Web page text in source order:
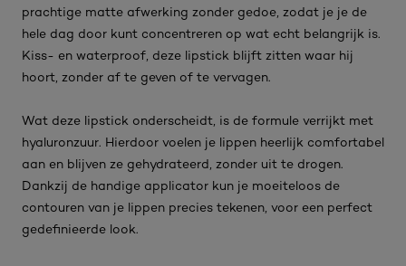
prachtige matte afwerking zonder gedoe, zodat je je de
hele dag door kunt concentreren op wat echt belangrijk is.
Kiss- en waterproof, deze lipstick blijft zitten waar hij
hoort, zonder af te geven of te vervagen.
Wat deze lipstick onderscheidt, is de formule verrijkt met
hyaluronzuur. Hierdoor voelen je lippen heerlijk comfortabel
aan en blijven ze gehydrateerd, zonder uit te drogen.
Dankzij de handige applicator kun je moeiteloos de
contouren van je lippen precies tekenen, voor een perfect
gedefinieerde look.